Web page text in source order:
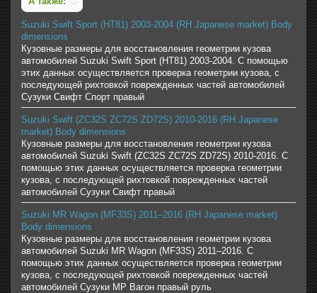
Suzuki Swift Sport (HT81) 2003-2004 (RH Japanese market) Body
dimensions
Кузовные размеры для восстановления геометрии кузова
автомобилей Suzuki Swift Sport (HT81) 2003-2004. С помощью
этих данных осуществляется проверка геометрии кузова, с
последующей рихтовкой поврежденных частей автомобилей
Сузуки Свифт Спорт правый
Suzuki Swift (ZC32S ZC72S ZD72S) 2010-2016 (RH Japanese
market) Body dimensions
Кузовные размеры для восстановления геометрии кузова
автомобилей Suzuki Swift (ZC32S ZC72S ZD72S) 2010-2016. С
помощью этих данных осуществляется проверка геометрии
кузова, с последующей рихтовкой поврежденных частей
автомобилей Сузуки Свифт правый
Suzuki MR Wagon (MF33S) 2011–2016 (RH Japanese market)
Body dimensions
Кузовные размеры для восстановления геометрии кузова
автомобилей Suzuki MR Wagon (MF33S) 2011–2016. С
помощью этих данных осуществляется проверка геометрии
кузова, с последующей рихтовкой поврежденных частей
автомобилей Сузуки МР Вагон правый руль